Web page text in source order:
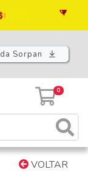
Sorpan
0
VOLTAR